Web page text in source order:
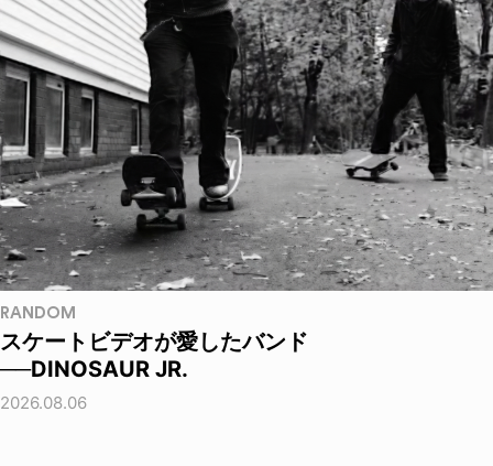
RANDOM
スケートビデオが愛したバンド
──DINOSAUR JR.
2026.08.06